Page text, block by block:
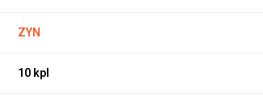
ZYN
10 kpl